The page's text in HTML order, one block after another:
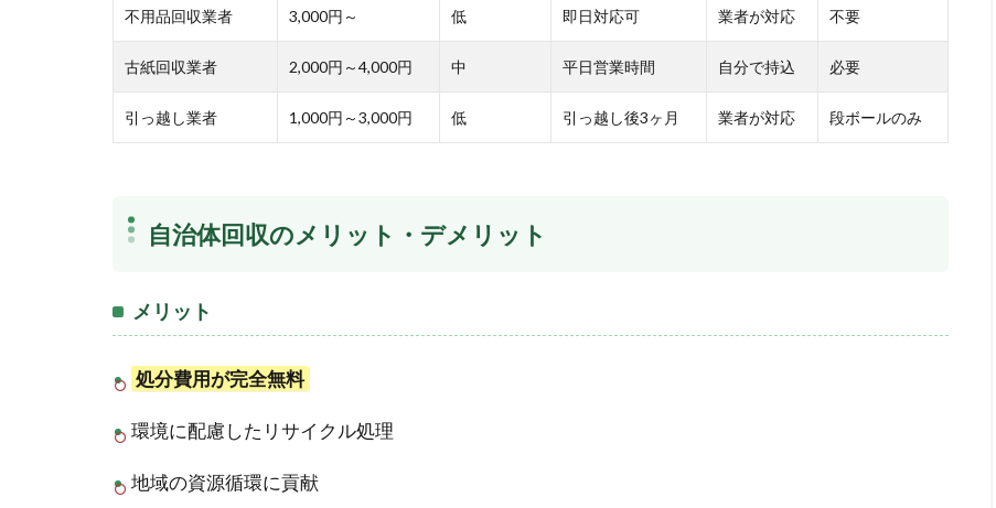
不用品回収業者 3,000円～ 低 即日対応可 業者が対応 不要
古紙回収業者 2,000円～4,000円 中 平日営業時間 自分で持込 必要
引っ越し業者 1,000円～3,000円 低 引っ越し後3ヶ月 業者が対応 段ボールのみ
自治体回収のメリット・デメリット
メリット
処分費用が完全無料
環境に配慮したリサイクル処理
地域の資源循環に貢献